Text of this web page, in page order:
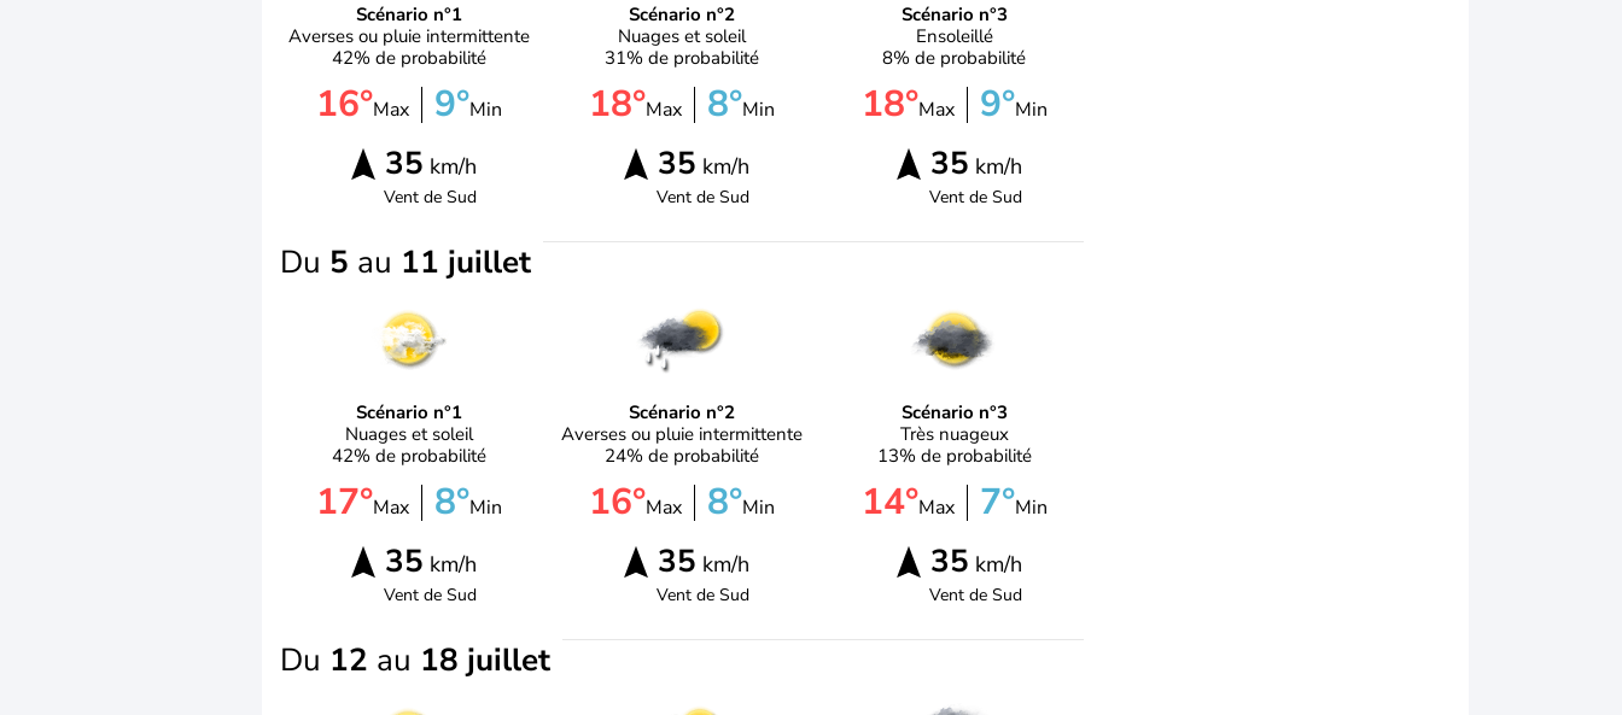
Scénario n°1
Averses ou pluie intermittente
42% de probabilité
16°Max 9°Min
35 km/h
Vent deSud
Scénario n°2
Nuages et soleil
31% de probabilité
18°Max 8°Min
35 km/h
Vent deSud
Scénario n°3
Ensoleillé
8% de probabilité
18°Max 9°Min
35 km/h
Vent deSud
Du 5 au 11 juillet
Scénario n°1
Nuages et soleil
42% de probabilité
17°Max 8°Min
35 km/h
Vent deSud
Scénario n°2
Averses ou pluie intermittente
24% de probabilité
16°Max 8°Min
35 km/h
Vent deSud
Scénario n°3
Très nuageux
13% de probabilité
14°Max 7°Min
35 km/h
Vent deSud
Du 12 au 18 juillet